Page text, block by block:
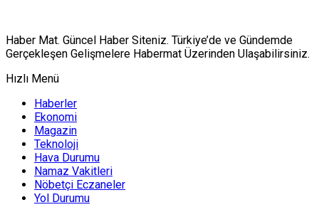
Haber Mat. Güncel Haber Siteniz. Türkiye’de ve Gündemde
Gerçekleşen Gelişmelere Habermat Üzerinden Ulaşabilirsiniz.
Hızlı Menü
Haberler
Ekonomi
Magazin
Teknoloji
Hava Durumu
Namaz Vakitleri
Nöbetçi Eczaneler
Yol Durumu